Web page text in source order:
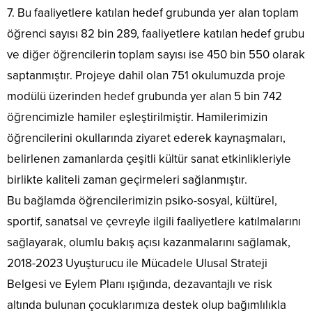
7. Bu faaliyetlere katılan hedef grubunda yer alan toplam
öğrenci sayısı 82 bin 289, faaliyetlere katılan hedef grubu
ve diğer öğrencilerin toplam sayısı ise 450 bin 550 olarak
saptanmıştır. Projeye dahil olan 751 okulumuzda proje
modülü üzerinden hedef grubunda yer alan 5 bin 742
öğrencimizle hamiler eşleştirilmiştir. Hamilerimizin
öğrencilerini okullarında ziyaret ederek kaynaşmaları,
belirlenen zamanlarda çeşitli kültür sanat etkinlikleriyle
birlikte kaliteli zaman geçirmeleri sağlanmıştır.
Bu bağlamda öğrencilerimizin psiko-sosyal, kültürel,
sportif, sanatsal ve çevreyle ilgili faaliyetlere katılmalarını
sağlayarak, olumlu bakış açısı kazanmalarını sağlamak,
2018-2023 Uyuşturucu ile Mücadele Ulusal Strateji
Belgesi ve Eylem Planı ışığında, dezavantajlı ve risk
altında bulunan çocuklarımıza destek olup bağımlılıkla